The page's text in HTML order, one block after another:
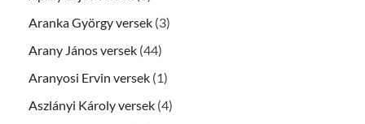
Aranka György versek (3)
Arany János versek (44)
Aranyosi Ervin versek (1)
Aszlányi Károly versek (4)